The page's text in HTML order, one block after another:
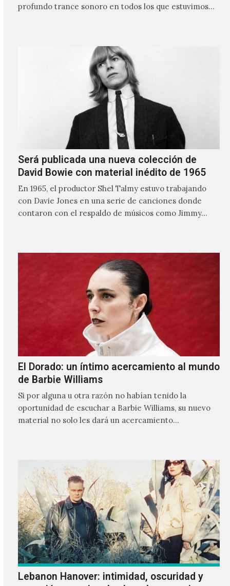
profundo trance sonoro en todos los que estuvimos
Será publicada una nueva colección de
David Bowie con material inédito de 1965
En 1965, el productor Shel Talmy estuvo trabajando
con Davie Jones en una serie de canciones donde
contaron con el respaldo de músicos como Jimmy…
El Dorado: un íntimo acercamiento al mundo
de Barbie Williams
Si por alguna u otra razón no habían tenido la
oportunidad de escuchar a Barbie Williams, su nuevo
material no solo les dará un acercamiento…
Lebanon Hanover: intimidad, oscuridad y